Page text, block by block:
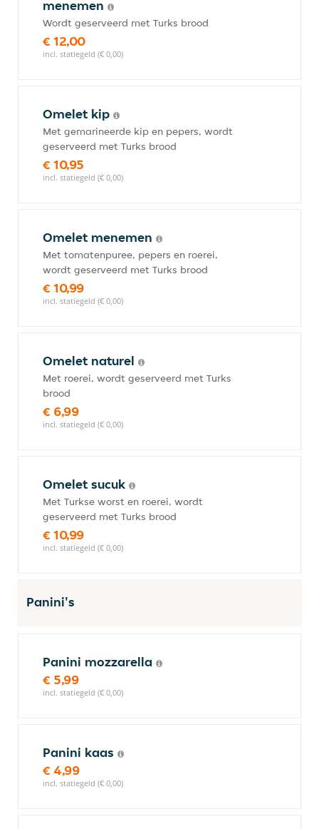
menemen
Wordt geserveerd met Turks brood
€ 12,00
incl. statiegeld (€ 0,00)
Omelet kip
Met gemarineerde kip en pepers, wordt
geserveerd met Turks brood
€ 10,95
incl. statiegeld (€ 0,00)
Omelet menemen
Met tomatenpuree, pepers en roerei,
wordt geserveerd met Turks brood
€ 10,99
incl. statiegeld (€ 0,00)
Omelet naturel
Met roerei, wordt geserveerd met Turks
brood
€ 6,99
incl. statiegeld (€ 0,00)
Omelet sucuk
Met Turkse worst en roerei, wordt
geserveerd met Turks brood
€ 10,99
incl. statiegeld (€ 0,00)
Panini's
Panini mozzarella
€ 5,99
incl. statiegeld (€ 0,00)
Panini kaas
€ 4,99
incl. statiegeld (€ 0,00)